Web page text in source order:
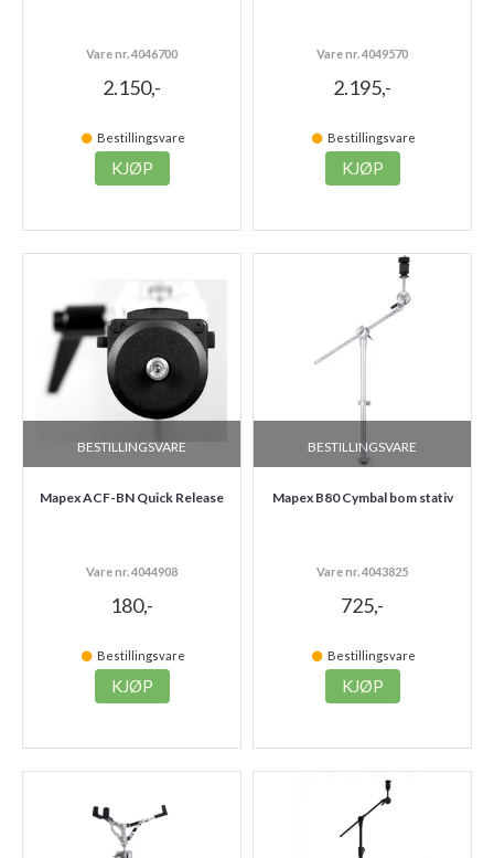
Vare nr. 4046700
2.150,-
Bestillingsvare
KJØP
Vare nr. 4049570
2.195,-
Bestillingsvare
KJØP
BESTILLINGSVARE
Mapex ACF-BN Quick Release
Vare nr. 4044908
180,-
Bestillingsvare
KJØP
BESTILLINGSVARE
Mapex B80 Cymbal bom stativ
Vare nr. 4043825
725,-
Bestillingsvare
KJØP